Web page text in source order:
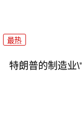
最热
特朗普的制造业